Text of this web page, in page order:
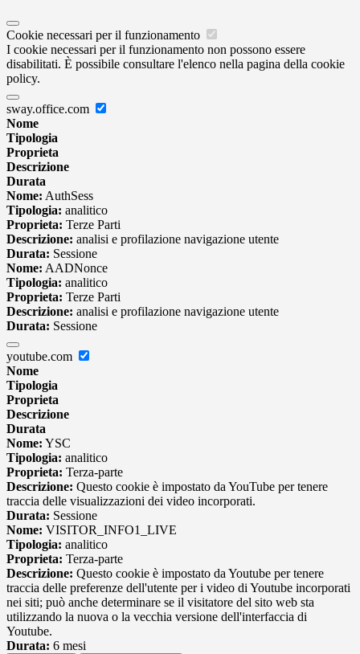
Cookie necessari per il funzionamento
I cookie necessari per il funzionamento non possono essere
disabilitati. È possibile consultare l'elenco nella pagina della cookie
policy.
sway.office.com
Nome
Tipologia
Proprieta
Descrizione
Durata
Nome: AuthSess
Tipologia: analitico
Proprieta: Terze Parti
Descrizione: analisi e profilazione navigazione utente
Durata: Sessione
Nome: AADNonce
Tipologia: analitico
Proprieta: Terze Parti
Descrizione: analisi e profilazione navigazione utente
Durata: Sessione
youtube.com
Nome
Tipologia
Proprieta
Descrizione
Durata
Nome: YSC
Tipologia: analitico
Proprieta: Terza-parte
Descrizione: Questo cookie è impostato da YouTube per tenere
traccia delle visualizzazioni dei video incorporati.
Durata: Sessione
Nome: VISITOR_INFO1_LIVE
Tipologia: analitico
Proprieta: Terza-parte
Descrizione: Questo cookie è impostato da Youtube per tenere
traccia delle preferenze dell'utente per i video di Youtube incorporati
nei siti; può anche determinare se il visitatore del sito web sta
utilizzando la nuova o la vecchia versione dell'interfaccia di
Youtube.
Durata: 6 mesi